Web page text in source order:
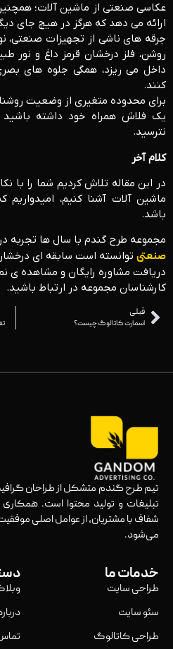
عکاسی صنعتی از ماشین آلات؛
ارائه می دهد که هرگز در هیچ جای
جرقه های ناشی از تجهیزات صنعتی،
روشن، فلز درخشان قرمز داغ و نور
داخل می ریزد، همگی جلوه های
کنند.
برای محدوده متغیری از وضعیت
یک فلاش همراه خود داشته
نترسید.
کلام آخر
در این مقاله تلاش کردیم شما را با
ماشین آلات آشنا کنیم،
باشد.
مجموعه طرح گندم با سال ها تجربه
صنعتی توانسته است سابقه ای
دریافت مشاوره رایگان و مشاهده ی
کارشناسان مجموعه در ارتباط باشید.
قبلی
اسمارت کاتالوگ چیست؟
تیم طرح گندم متشکل از طراحان
تبلیغات و تولید محتوا است.
شفاف با مشتریان، از عوامل اصلی
می‌شود.
خدمات ما
طراحی سایت
سئو سایت
طراحی کاتالوگ